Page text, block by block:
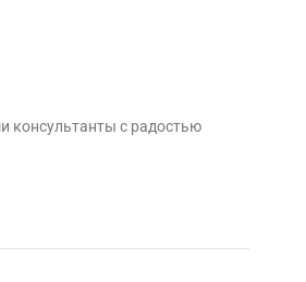
консультанты с радостью